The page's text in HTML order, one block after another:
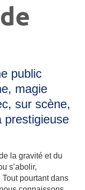
public
magie
sur scène,
prestigieuse
la gravité et du
s’abolir,
pourtant dans